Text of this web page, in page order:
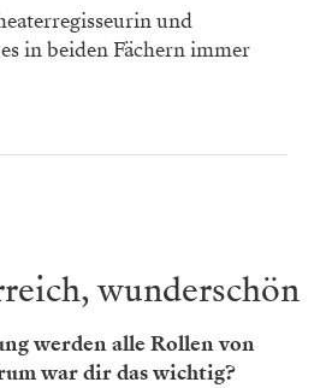
und
in beiden Fächern immer
wunderschön
werden alle Rollen von
war dir das wichtig?